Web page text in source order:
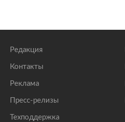
Редакция
Контакты
Реклама
Пресс-релизы
Техподдержка